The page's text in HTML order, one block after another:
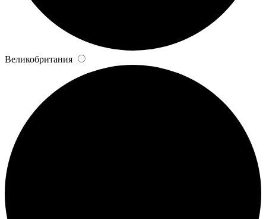
Великобритания